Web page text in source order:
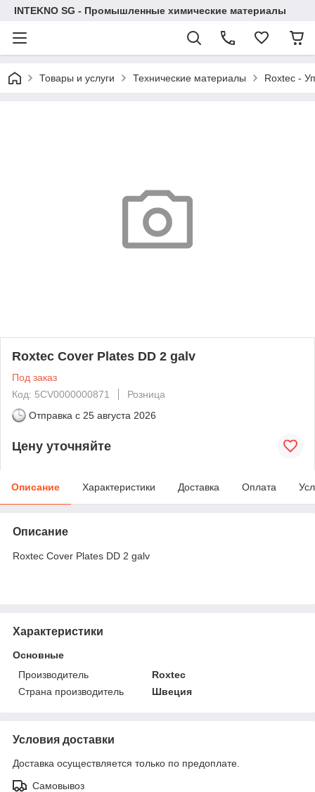
INTEKNO SG - Промышленные химические материалы
Товары и услуги Технические материалы Roxtec -
Roxtec Cover Plates DD 2 galv
Под заказ
Код: 5CV0000000871
Розница
Отправка с 25 августа 2026
Цену уточняйте
Описание Характеристики Доставка Оплата
Описание
Roxtec Cover Plates DD 2 galv
Характеристики
Основные
Производитель
Roxtec
Страна производитель
Швеция
Условия доставки
Доставка осуществляется только по предоплате.
Самовывоз